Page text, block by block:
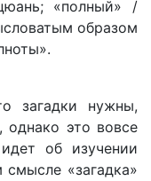
«полный» /
образом
загадки нужны,
однако это вовсе
об изучении
«загадка»